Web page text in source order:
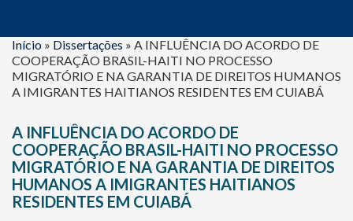
Início » Dissertações » A INFLUÊNCIA DO ACORDO DE
COOPERAÇÃO BRASIL-HAITI NO PROCESSO
MIGRATÓRIO E NA GARANTIA DE DIREITOS HUMANOS
A IMIGRANTES HAITIANOS RESIDENTES EM CUIABÁ
A INFLUÊNCIA DO ACORDO DE
COOPERAÇÃO BRASIL-HAITI NO PROCESSO
MIGRATÓRIO E NA GARANTIA DE DIREITOS
HUMANOS A IMIGRANTES HAITIANOS
RESIDENTES EM CUIABÁ